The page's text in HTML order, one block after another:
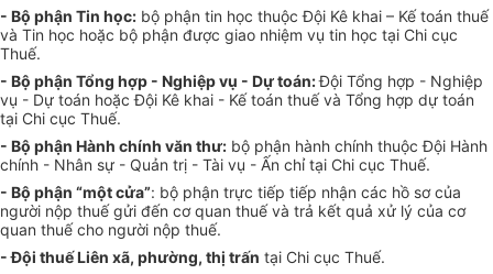
- Bộ phận Tin học: bộ phận tin học thuộc Đội Kê khai – Kếtoán thuế
và Tin học hoặc bộ phận được giao nhiệm vụ tin học tại Chi cục
Thuế.
- Bộ phận Tổng hợp - Nghiệp vụ - Dự toán:Đội Tổng hợp - Nghiệp
vụ - Dự toán hoặc Đội Kê khai - Kế toán thuế và Tổng hợp dự toán
tại Chi cục Thuế.
- Bộ phận Hành chính văn thư: bộ phận hành chính thuộc Đội Hành
chính - Nhân sự - Quản trị - Tài vụ - Ấn chỉ tại Chi cục Thuế.
- Bộ phận “một cửa”: bộ phận trực tiếp tiếp nhận các hồ sơ của
người nộp thuế gửi đến cơ quan thuế và trả kết quả xử lý của cơ
quan thuế cho người nộp thuế.
- Đội thuế Liên xã, phường, thị trấn tại Chi cục Thuế.